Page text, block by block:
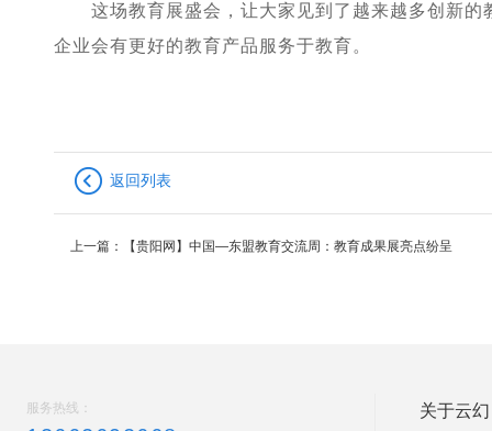
这场教育展盛会，让大家见到了越来越多创新的
企业会有更好的教育产品服务于教育。
返回列表
上一篇： 【贵阳网】中国—东盟教育交流周：教育成果展亮点纷呈
服务热线： 关于云幻